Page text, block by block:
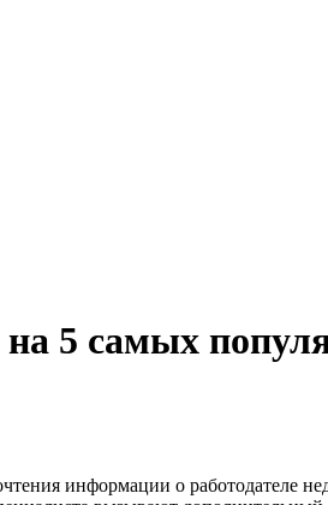
5 самых
информации о работодателе